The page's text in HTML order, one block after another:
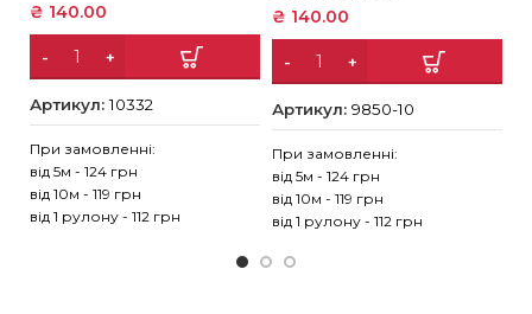
₴ 140.00
Артикул:10332
При замовленні:
від 5м - 124 грн
від 10м - 119 грн
від 1 рулону - 112 грн
₴ 140.00
Артикул: 9850-10
При замовленні:
від 5м - 124 грн
від 10м - 119 грн
від 1 рулону - 112 грн